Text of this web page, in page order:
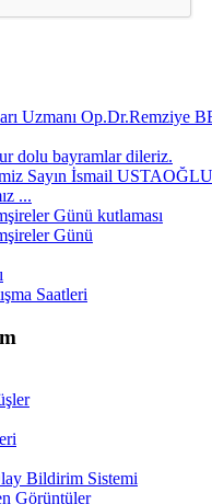
Uzmanı Op.Dr.Remziye
dolu bayramlar dileriz.
Sayın İsmail
...
Günü kutlaması
Günü
Saatleri
Bildirim Sistemi
Görüntüler